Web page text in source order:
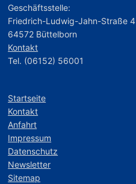
Geschäftsstelle:
Friedrich-Ludwig-Jahn-Straße 4
64572 Büttelborn
Kontakt
Tel. (06152) 56001
Startseite
Kontakt
Anfahrt
Impressum
Datenschutz
Newsletter
Sitemap